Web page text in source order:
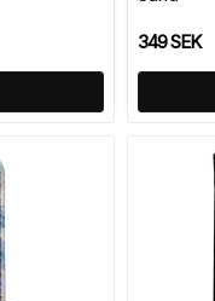
349 SEK